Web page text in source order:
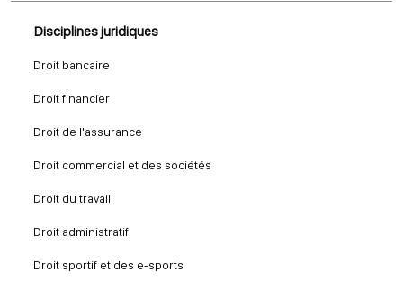
Disciplines juridiques
Droit bancaire
Droit financier
Droit de l'assurance
Droit commercial et des sociétés
Droit du travail
Droit administratif
Droit sportif et des e-sports